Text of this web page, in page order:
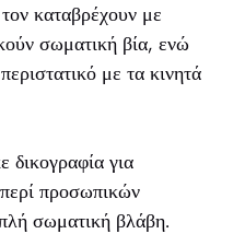
καταβρέχουν με
σωματική βία, ενώ
με τα κινητά
δικογραφία για
προσωπικών
σωματική βλάβη.